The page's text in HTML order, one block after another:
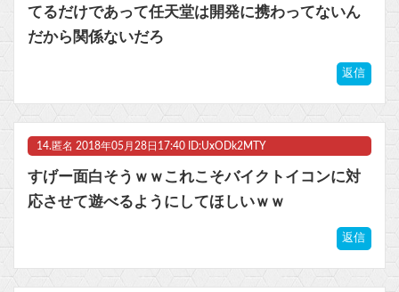
てるだけであって任天堂は開発に携わってないん
だから関係ないだろ
返信
14. 匿名 2018年05月28日17:40 ID:UxODk2MTY
すげー面白そうｗｗこれこそバイクトイコンに対
応させて遊べるようにしてほしいｗｗ
返信